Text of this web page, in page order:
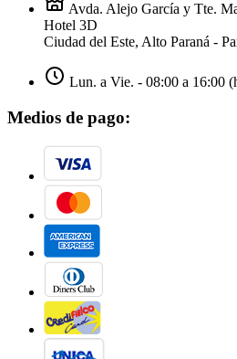
Avda. Alejo García y Tte.
Hotel 3D
Ciudad del Este, Alto Paraná -
Lun. a Vie. - 08:00 a 16:00
Medios de pago: